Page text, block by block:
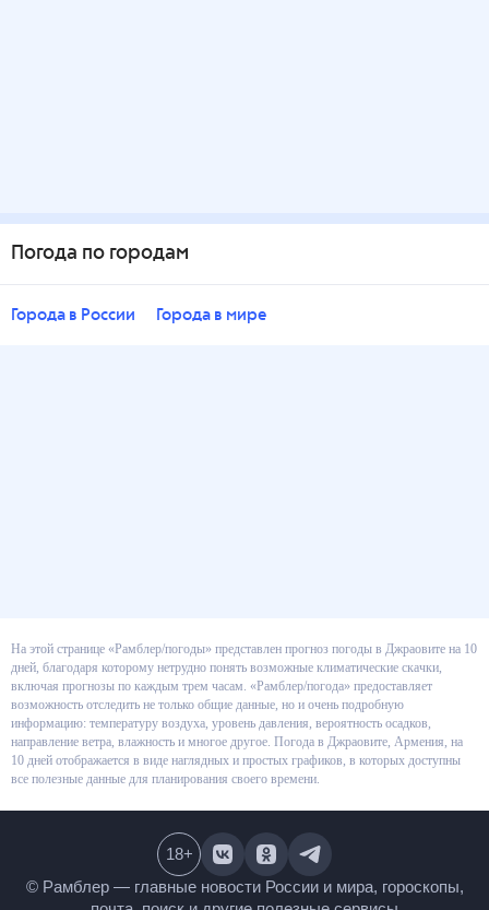
Погода по городам
Города в России Города в мире
На этой странице «Рамблер/погоды» представлен прогноз погоды в
Джраовите на 10 дней, благодаря которому нетрудно понять возможные
климатические скачки, включая прогнозы по каждым трем часам.
«Рамблер/погода» предоставляет возможность отследить не только
общие данные, но и очень подробную информацию: температуру воздуха,
уровень давления, вероятность осадков, направление ветра, влажность и
многое другое. Погода в Джраовите, Армения, на 10 дней отображается в
виде наглядных и простых графиков, в которых доступны все полезные
© Рамблер — главные новости России и мира,
18+